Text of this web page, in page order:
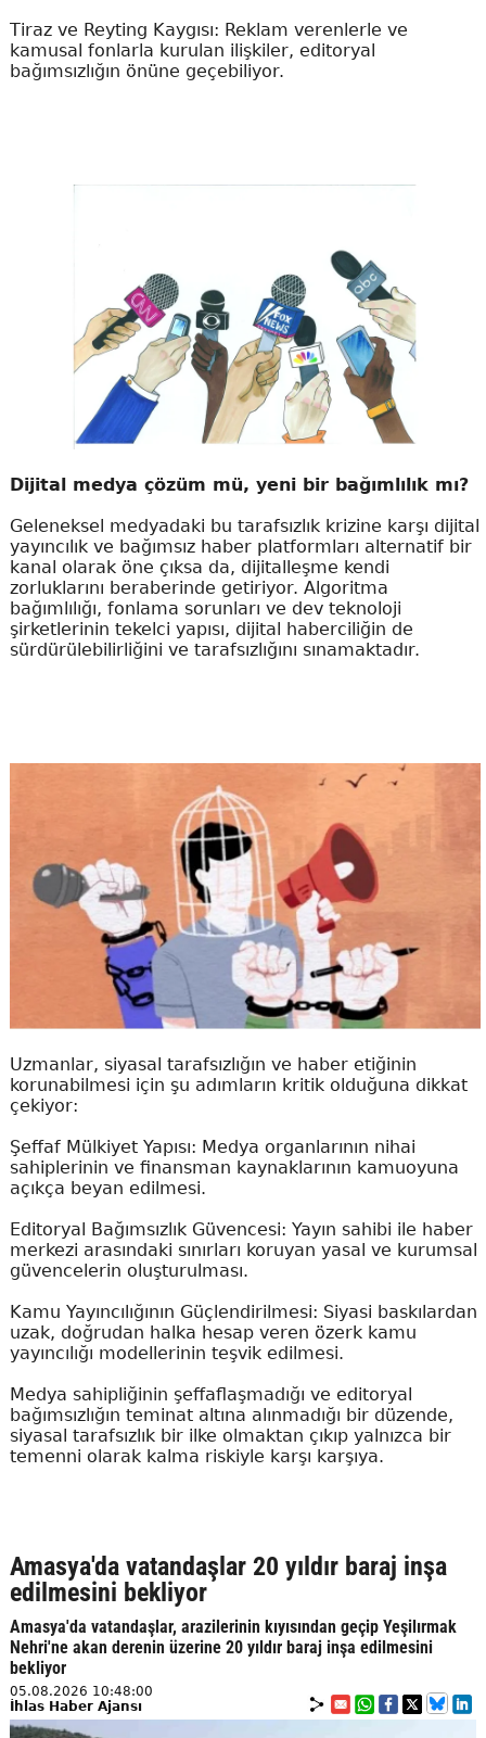
Tiraz ve Reyting Kaygısı: Reklam verenlerle ve
kamusal fonlarla kurulan ilişkiler, editoryal
bağımsızlığın önüne geçebiliyor.
Dijital medya çözüm mü, yeni bir bağımlılık mı?
Geleneksel medyadaki bu tarafsızlık krizine karşı dijital
yayıncılık ve bağımsız haber platformları alternatif bir
kanal olarak öne çıksa da, dijitalleşme kendi
zorluklarını beraberinde getiriyor. Algoritma
bağımlılığı, fonlama sorunları ve dev teknoloji
şirketlerinin tekelci yapısı, dijital haberciliğin de
sürdürülebilirliğini ve tarafsızlığını sınamaktadır.
Uzmanlar, siyasal tarafsızlığın ve haber etiğinin
korunabilmesi için şu adımların kritik olduğuna dikkat
çekiyor:
Şeffaf Mülkiyet Yapısı: Medya organlarının nihai
sahiplerinin ve finansman kaynaklarının kamuoyuna
açıkça beyan edilmesi.
Editoryal Bağımsızlık Güvencesi: Yayın sahibi ile haber
merkezi arasındaki sınırları koruyan yasal ve kurumsal
güvencelerin oluşturulması.
Kamu Yayıncılığının Güçlendirilmesi: Siyasi baskılardan
uzak, doğrudan halka hesap veren özerk kamu
yayıncılığı modellerinin teşvik edilmesi.
Medya sahipliğinin şeffaflaşmadığı ve editoryal
bağımsızlığın teminat altına alınmadığı bir düzende,
siyasal tarafsızlık bir ilke olmaktan çıkıp yalnızca bir
temenni olarak kalma riskiyle karşı karşıya.
Amasya'da vatandaşlar 20 yıldır baraj inşa
edilmesini bekliyor
Amasya'da vatandaşlar, arazilerinin kıyısından geçip Yeşilırmak
Nehri'ne akan derenin üzerine 20 yıldır baraj inşa edilmesini
bekliyor
05.08.2026 10:48:00
İhlas Haber Ajansı